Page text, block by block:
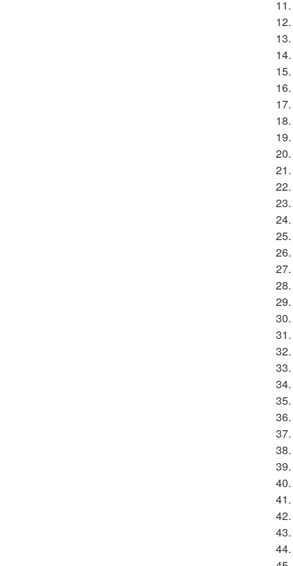
11.
12.
13.
14.
15.
16.
17.
18.
19.
20.
21.
22.
23.
24.
25.
26.
27.
28.
29.
30.
31.
32.
33.
34.
35.
36.
37.
38.
39.
40.
41.
42.
43.
44.